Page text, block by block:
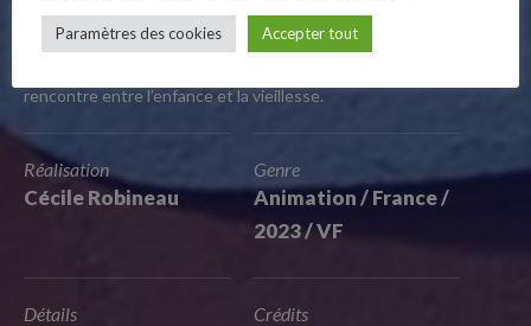
Follow Us
rencontre entre l’enfance et la vieillesse.
Réalisation
Cécile Robineau
Genre
Animation / France /
2023 / VF
Détails Crédits
Paramètres des cookies Accepter tout